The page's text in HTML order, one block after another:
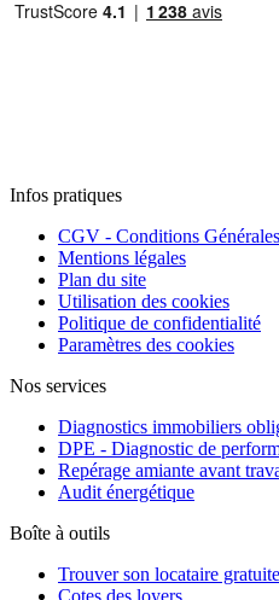
Infos pratiques
CGV - Conditions
Mentions légales
Plan du site
Utilisation des cookies
Politique de confidentialité
Paramètres des cookies
Nos services
Diagnostics immobiliers
DPE - Diagnostic de
Repérage amiante avant
Audit énergétique
Boîte à outils
Trouver son locataire
Cotes des loyers